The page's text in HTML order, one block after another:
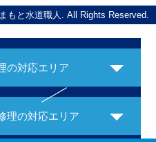
もと水道職人. All Rights Reserved.
の対応エリア
理の対応エリア